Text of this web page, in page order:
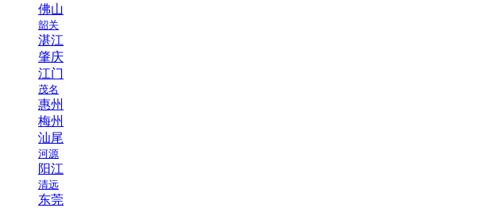
佛山
韶关
湛江
肇庆
江门
茂名
惠州
梅州
汕尾
河源
阳江
清远
东莞